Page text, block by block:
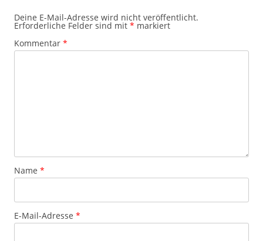
Deine E-Mail-Adresse wird nicht veröffentlicht.
Erforderliche Felder sind mit * markiert
Kommentar *
Name *
E-Mail-Adresse *